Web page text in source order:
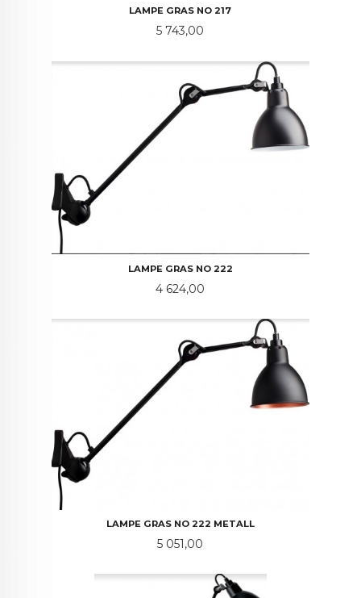
LAMPE GRAS NO 217
Pris
5 743,00
LAMPE GRAS NO 222
Pris
4 624,00
LAMPE GRAS NO 222 METALL
Pris
5 051,00